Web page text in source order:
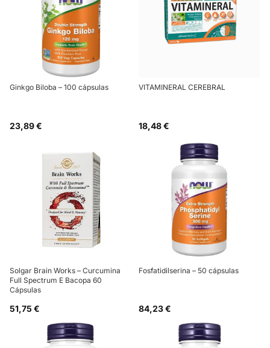
Ginkgo Biloba – 100 cápsulas
23,89 €
VITAMINERAL CEREBRAL
18,48 €
Solgar Brain Works – Curcumina
Full Spectrum E Bacopa 60
Cápsulas
51,75 €
Fosfatidilserina – 50 cápsulas
84,23 €